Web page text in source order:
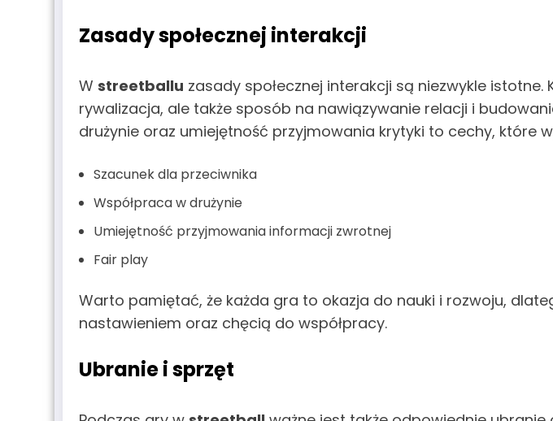
Zasady społecznej interakcji
W streetballu zasady społecznej interakcji są niezwykle
rywalizacja, ale także sposób na nawiązywanie relacji i
drużynie oraz umiejętność przyjmowania krytyki to cechy, które
Szacunek dla przeciwnika
Współpraca w drużynie
Umiejętność przyjmowania informacji zwrotnej
Fair play
Warto pamiętać, że każda gra to okazja do nauki i rozwoju,
nastawieniem oraz chęcią do współpracy.
Ubranie i sprzęt